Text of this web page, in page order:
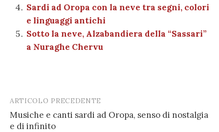
Sardi ad Oropa con la neve tra segni, colori
e linguaggi antichi
Sotto la neve, Alzabandiera della “Sassari”
a Nuraghe Chervu
Post
navigation
ARTICOLO PRECEDENTE
Musiche e canti sardi ad Oropa, senso di nostalgia
e di infinito